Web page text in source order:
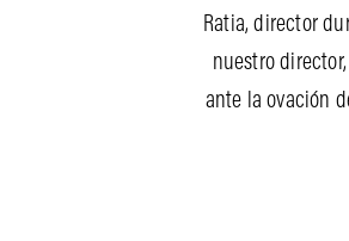
Ratia, director
nuestro
ante la ovación